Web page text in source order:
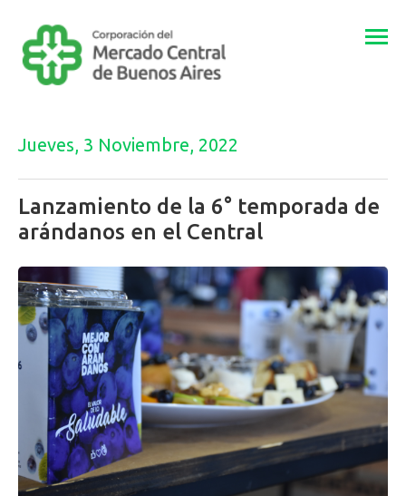
Jueves, 3 Noviembre, 2022
Lanzamiento de la 6° temporada de
arándanos en el Central